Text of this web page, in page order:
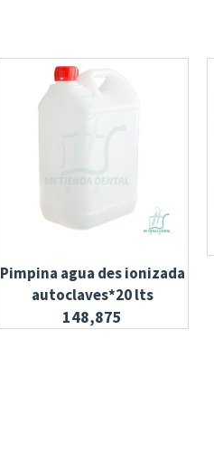
Pimpina agua des ionizada
autoclaves*20 lts
148,875